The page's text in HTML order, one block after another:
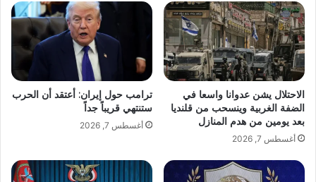
الاحتلال يشن عدوانا واسعا في
الضفة الغربية وينسحب من قلنديا
بعد يومين من هدم المنازل
أغسطس 7, 2026
ترامب حول إيران: أعتقد أن الحرب
ستنتهي قريباً جداً
أغسطس 7, 2026